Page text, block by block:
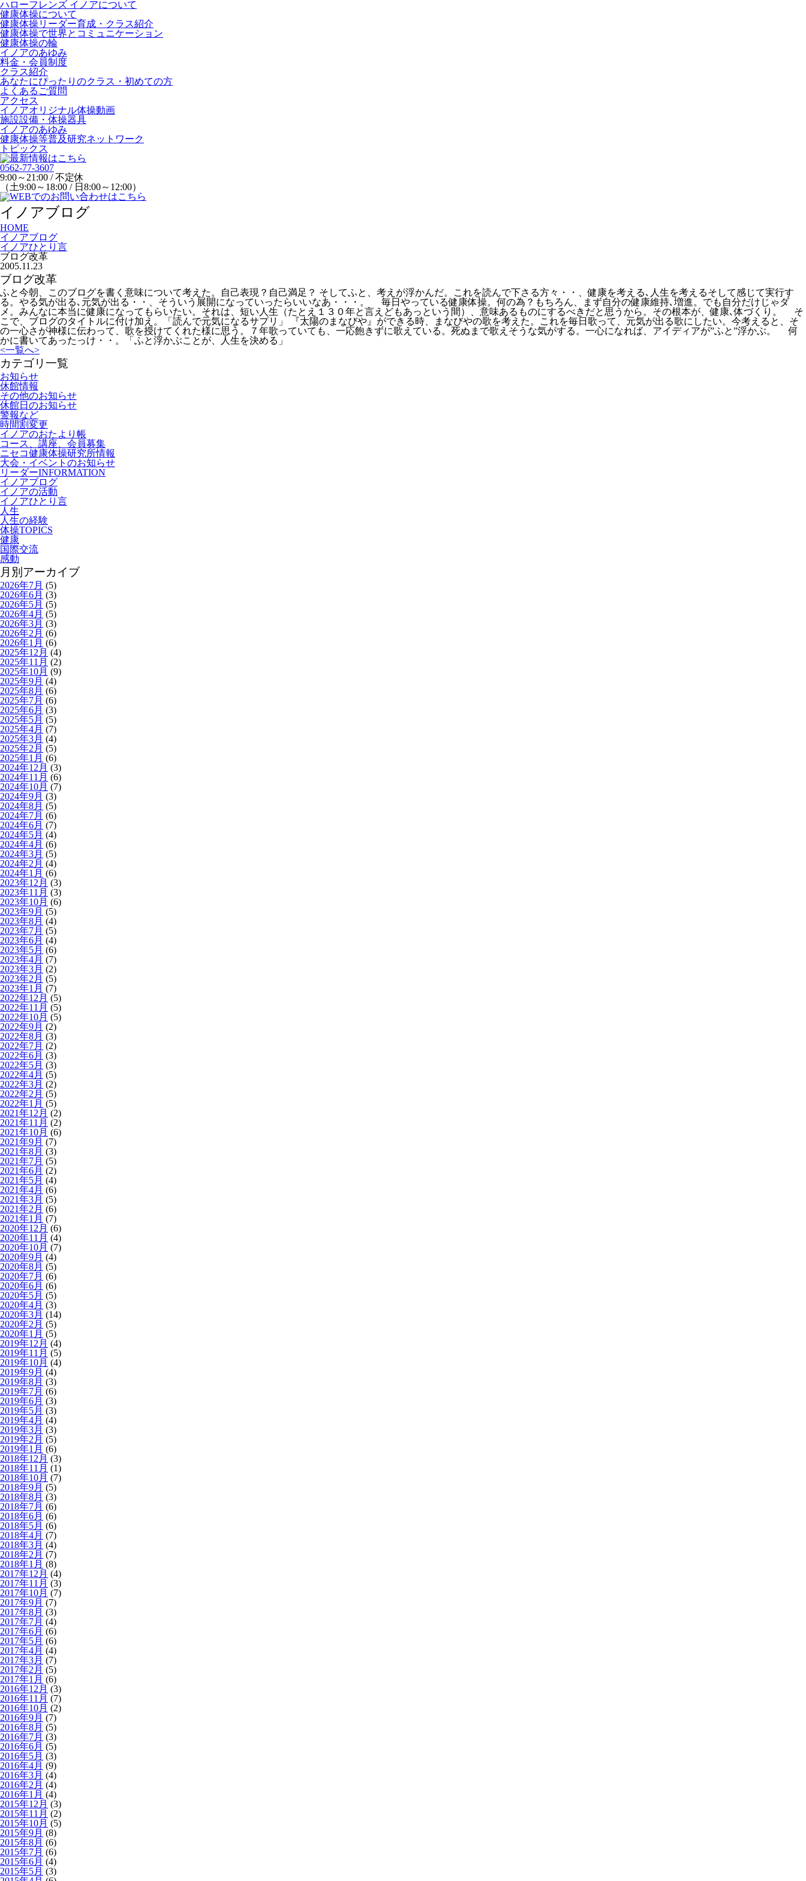
ハローフレンズ イノアについて
健康体操について
健康体操リーダー育成・クラス紹介
健康体操で世界とコミュニケーション
健康体操の輪
イノアのあゆみ
料金・会員制度
クラス紹介
あなたにぴったりのクラス・初めての方
よくあるご質問
アクセス
イノアオリジナル体操動画
施設設備・体操器具
イノアのあゆみ
健康体操等普及研究ネットワーク
トピックス
0562-77-3607
9:00～21:00 / 不定休
（土9:00～18:00 / 日8:00～12:00）
イノアブログ
HOME
イノアブログ
イノアひとり言
ブログ改革
2005.11.23
ブログ改革
ふと今朝、このブログを書く意味について考えた。自己表現？自己満足？ そしてふと、考えが浮かんだ。これを読んで下さる方々・・、健康を考える､人生を考えるそして感じて実行す
る。やる気が出る､元気が出る・・、そういう展開になっていったらいいなあ・・・。 毎日やっている健康体操。何の為？もちろん、まず自分の健康維持､増進。でも自分だけじゃダ
メ。みんなに本当に健康になってもらいたい。それは、短い人生（たとえ１３０年と言えどもあっという間）、意味あるものにするべきだと思うから。その根本が、健康､体づくり。 そ
こで、ブログのタイトルに付け加え。「読んで元気になるサプリ」 『太陽のまなびや』ができる時、まなびやの歌を考えた。これを毎日歌って、元気が出る歌にしたい。今考えると、そ
の一心さが神様に伝わって、歌を授けてくれた様に思う。７年歌っていても、一応飽きずに歌えている。死ぬまで歌えそうな気がする。一心になれば、アイディアが”ふと”浮かぶ。 何
かに書いてあったっけ・・。「ふと浮かぶことが、人生を決める」
<一覧へ>
カテゴリ一覧
お知らせ
休館情報
その他のお知らせ
休館日のお知らせ
警報など
時間割変更
イノアのおたより帳
コース、講座、会員募集
ニセコ健康体操研究所情報
大会・イベントのお知らせ
リーダーINFORMATION
イノアブログ
イノアの活動
イノアひとり言
人生
人生の経験
体操TOPICS
健康
国際交流
感動
月別アーカイブ
2026年7月 (5)
2026年6月 (3)
2026年5月 (5)
2026年4月 (5)
2026年3月 (3)
2026年2月 (6)
2026年1月 (6)
2025年12月 (4)
2025年11月 (2)
2025年10月 (9)
2025年9月 (4)
2025年8月 (6)
2025年7月 (6)
2025年6月 (3)
2025年5月 (5)
2025年4月 (7)
2025年3月 (4)
2025年2月 (5)
2025年1月 (6)
2024年12月 (3)
2024年11月 (6)
2024年10月 (7)
2024年9月 (3)
2024年8月 (5)
2024年7月 (6)
2024年6月 (7)
2024年5月 (4)
2024年4月 (6)
2024年3月 (5)
2024年2月 (4)
2024年1月 (6)
2023年12月 (3)
2023年11月 (3)
2023年10月 (6)
2023年9月 (5)
2023年8月 (4)
2023年7月 (5)
2023年6月 (4)
2023年5月 (6)
2023年4月 (7)
2023年3月 (2)
2023年2月 (5)
2023年1月 (7)
2022年12月 (5)
2022年11月 (5)
2022年10月 (5)
2022年9月 (2)
2022年8月 (3)
2022年7月 (2)
2022年6月 (3)
2022年5月 (3)
2022年4月 (5)
2022年3月 (2)
2022年2月 (5)
2022年1月 (5)
2021年12月 (2)
2021年11月 (2)
2021年10月 (6)
2021年9月 (7)
2021年8月 (3)
2021年7月 (5)
2021年6月 (2)
2021年5月 (4)
2021年4月 (6)
2021年3月 (5)
2021年2月 (6)
2021年1月 (7)
2020年12月 (6)
2020年11月 (4)
2020年10月 (7)
2020年9月 (4)
2020年8月 (5)
2020年7月 (6)
2020年6月 (6)
2020年5月 (5)
2020年4月 (3)
2020年3月 (14)
2020年2月 (5)
2020年1月 (5)
2019年12月 (4)
2019年11月 (5)
2019年10月 (4)
2019年9月 (4)
2019年8月 (3)
2019年7月 (6)
2019年6月 (3)
2019年5月 (3)
2019年4月 (4)
2019年3月 (3)
2019年2月 (5)
2019年1月 (6)
2018年12月 (3)
2018年11月 (1)
2018年10月 (7)
2018年9月 (5)
2018年8月 (3)
2018年7月 (6)
2018年6月 (6)
2018年5月 (6)
2018年4月 (7)
2018年3月 (4)
2018年2月 (7)
2018年1月 (8)
2017年12月 (4)
2017年11月 (3)
2017年10月 (7)
2017年9月 (7)
2017年8月 (3)
2017年7月 (4)
2017年6月 (6)
2017年5月 (6)
2017年4月 (4)
2017年3月 (7)
2017年2月 (5)
2017年1月 (6)
2016年12月 (3)
2016年11月 (7)
2016年10月 (2)
2016年9月 (7)
2016年8月 (5)
2016年7月 (3)
2016年6月 (5)
2016年5月 (3)
2016年4月 (9)
2016年3月 (4)
2016年2月 (4)
2016年1月 (4)
2015年12月 (3)
2015年11月 (2)
2015年10月 (5)
2015年9月 (8)
2015年8月 (6)
2015年7月 (6)
2015年6月 (4)
2015年5月 (3)